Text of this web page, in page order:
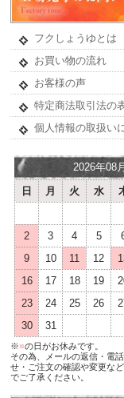
フクしょうゆとは
お買い物の流れ
お客様の声
特定商法取引法の
個人情報の取扱い
2026年08月
日
月 火 水
2
3 4 5
9
10 11 12
16
17 18 19
23
24 25 26
30
31
※■の日がお休みです。
その為、メールの返信・電
せ・ご注文の確認や変更な
でご了承ください。